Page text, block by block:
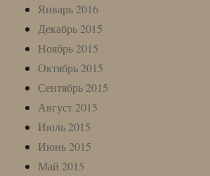
Январь 2016
Декабрь 2015
Ноябрь 2015
Октябрь 2015
Сентябрь 2015
Август 2015
Июль 2015
Июнь 2015
Май 2015